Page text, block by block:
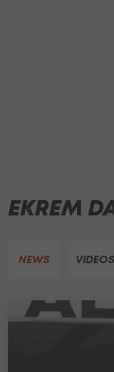
EKREM
NEWS VIDEOS